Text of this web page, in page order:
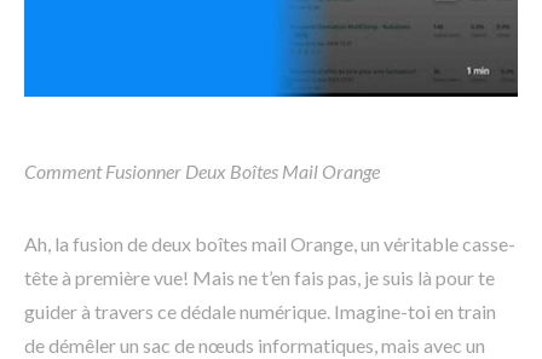
Comment Fusionner Deux Boîtes Mail Orange
Ah, la fusion de deux boîtes mail Orange, un véritable casse-
tête à première vue! Mais ne t’en fais pas, je suis là pour te
guider à travers ce dédale numérique. Imagine-toi en train
de démêler un sac de nœuds informatiques, mais avec un